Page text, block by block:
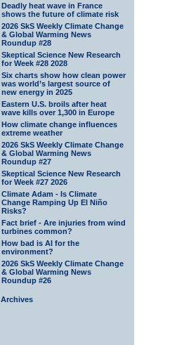
Deadly heat wave in France
shows the future of climate risk
2026 SkS Weekly Climate Change
& Global Warming News
Roundup #28
Skeptical Science New Research
for Week #28 2028
Six charts show how clean power
was world’s largest source of
new energy in 2025
Eastern U.S. broils after heat
wave kills over 1,300 in Europe
How climate change influences
extreme weather
2026 SkS Weekly Climate Change
& Global Warming News
Roundup #27
Skeptical Science New Research
for Week #27 2026
Climate Adam - Is Climate
Change Ramping Up El Niño
Risks?
Fact brief - Are injuries from wind
turbines common?
How bad is AI for the
environment?
2026 SkS Weekly Climate Change
& Global Warming News
Roundup #26
Archives